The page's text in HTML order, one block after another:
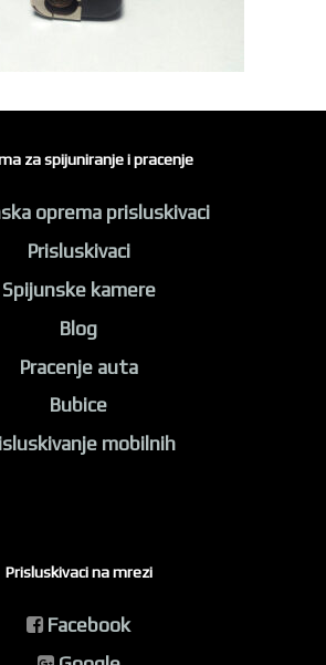
za spijuniranje i pracenje
oprema prisluskivaci
Prisluskivaci
Spijunske kamere
Blog
Pracenje auta
Bubice
mobilnih
Prisluskivaci na mrezi
Facebook